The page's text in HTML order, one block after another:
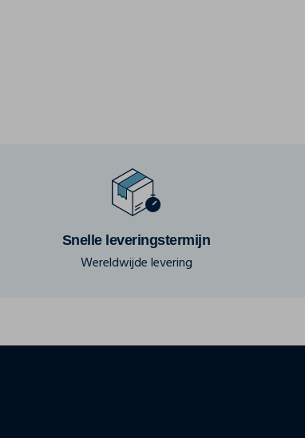
Snelle leveringstermijn
Wereldwijde levering